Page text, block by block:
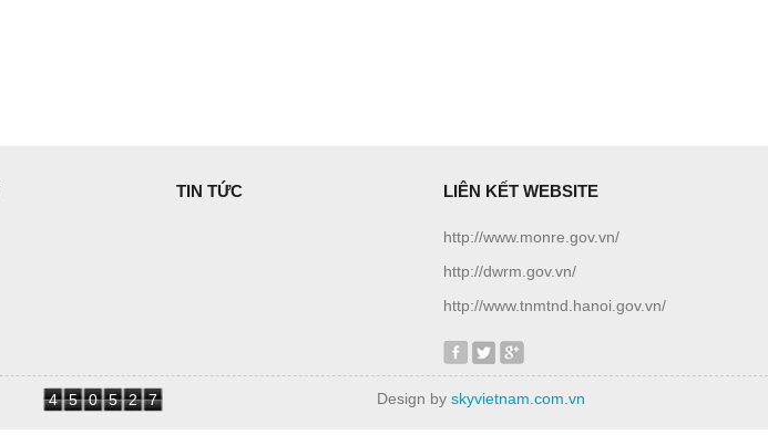
TIN TỨC LIÊN KẾT WEBSITE
http://www.monre.gov.vn/
http://dwrm.gov.vn/
http://www.tnmtnd.hanoi.gov.vn/
4 5 0 5 2 7 Design by skyvietnam.com.vn